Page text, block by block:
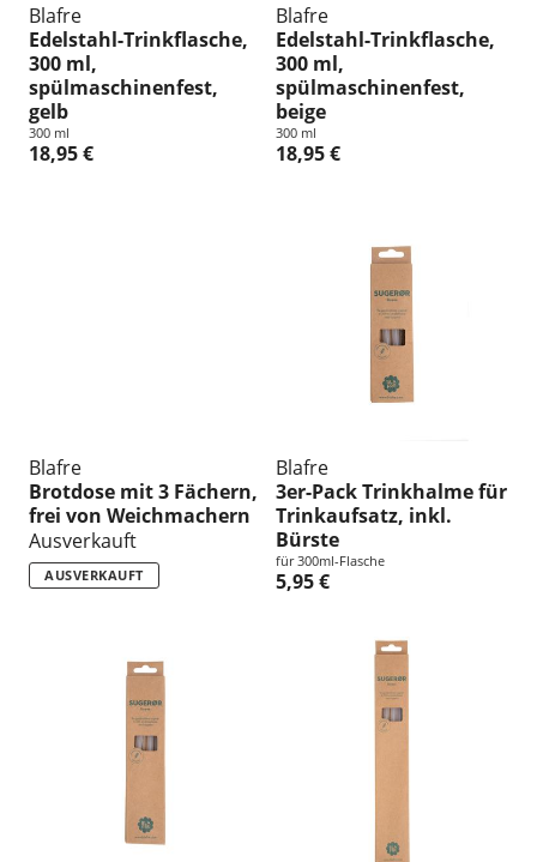
Blafre
Edelstahl-Trinkflasche,
300 ml,
spülmaschinenfest,
gelb
300 ml
18,95 €
Blafre
Edelstahl-Trinkflasche,
300 ml,
spülmaschinenfest,
beige
300 ml
18,95 €
Blafre
Brotdose mit 3 Fächern,
frei von Weichmachern
Ausverkauft
AUSVERKAUFT
Blafre
3er-Pack Trinkhalme für
Trinkaufsatz, inkl.
Bürste
für 300ml-Flasche
5,95 €